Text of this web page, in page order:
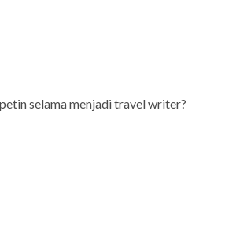
selama menjadi travel writer?